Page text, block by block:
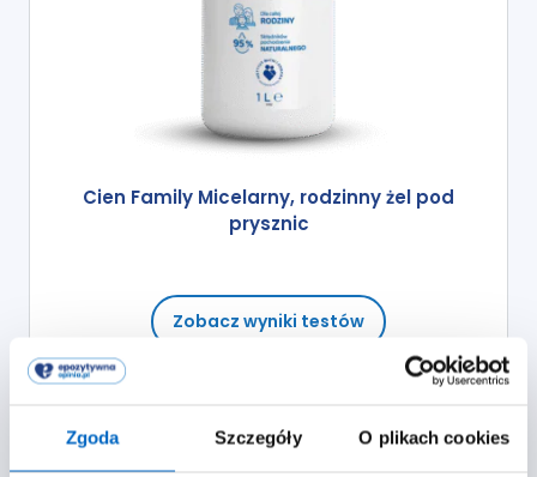
Zgoda Szczegóły O plikach cookies
Cien Family Micelarny, rodzinny żel pod
prysznic
Zobacz wyniki testów